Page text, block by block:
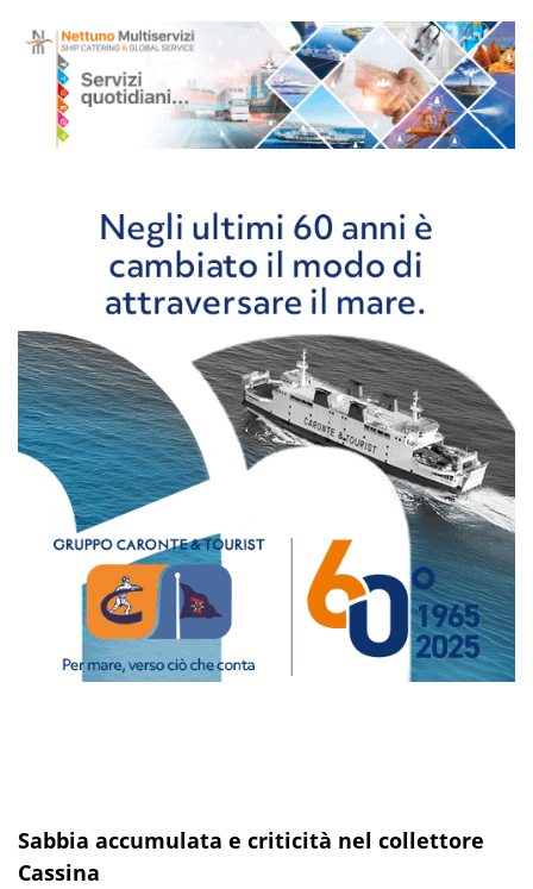
Sabbia accumulata e criticità nel collettore
Cassina